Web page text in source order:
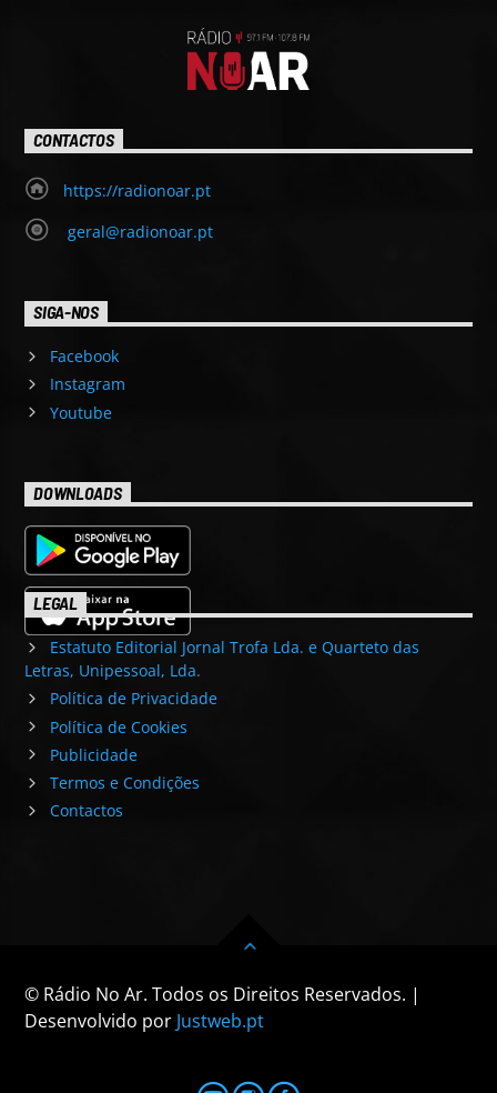
CONTACTOS
https://radionoar.pt
geral@radionoar.pt
SIGA-NOS
Facebook
Instagram
Youtube
DOWNLOADS
LEGAL
Estatuto Editorial Jornal Trofa Lda. e Quarteto das
Letras, Unipessoal, Lda.
Política de Privacidade
Política de Cookies
Publicidade
Termos e Condições
Contactos
© Rádio No Ar. Todos os Direitos Reservados. |
Desenvolvido por Justweb.pt